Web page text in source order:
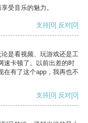
受音乐的魅力。
支持[0] 反对[0]
是看视频、玩游戏还是工
速卡顿了。以前出差的时
在有了这个app，我再也不
支持[0] 反对[0]